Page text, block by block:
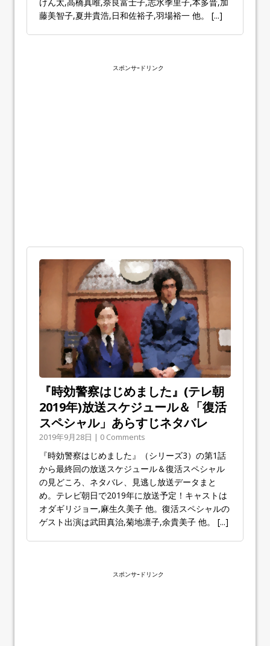
藤美智子,夏井貴浩,日和佐裕子,羽場裕一 他。 [...]
スポンサｰドリンク
『時効警察はじめました』(テレ朝
2019年)放送スケジュール＆「復活
スペシャル」あらすじネタバレ
2019年9月28日 | 0 Comments
『時効警察はじめました』（シリーズ3）の第1話
から最終回の放送スケジュール＆復活スペシャル
の見どころ、ネタバレ、見逃し放送データまと
め。テレビ朝日で2019年に放送予定！キャストは
オダギリジョー,麻生久美子 他。復活スペシャルの
ゲスト出演は武田真治,菊地凛子,余貴美子 他。 [...]
スポンサｰドリンク